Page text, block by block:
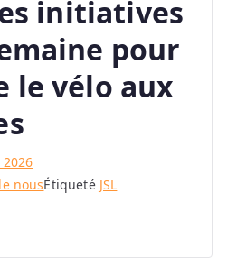
initiatives
pour
le vélo aux
nousÉtiqueté JSL